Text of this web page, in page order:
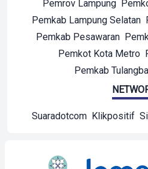
Pemrov Lampung
Pemkab Lampung Selatan
Pemkab Pesawaran
Pemkot Kota Metro
Pemkab
Suaradotcom Klikpositif